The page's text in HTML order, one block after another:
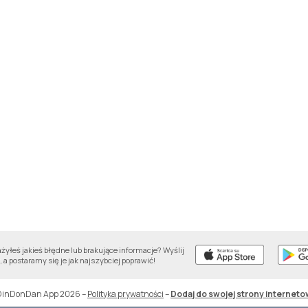
jakieś błędne lub brakujące informacje? Wyślij
a postaramy się je jak najszybciej poprawić!
App 2026–Polityka prywatności–Dodaj do swojej strony